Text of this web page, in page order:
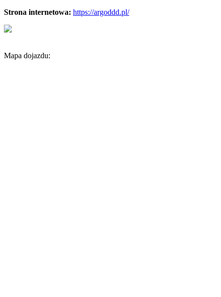
Strona internetowa: https://argoddd.pl/
Mapa dojazdu: